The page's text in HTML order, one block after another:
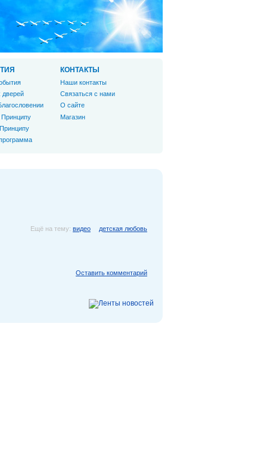
Ещё на тему: видео детская любовь
Оставить комментарий
дверей
КОНТАКТЫ
Наши контакты
Связаться с нами
О сайте
Магазин